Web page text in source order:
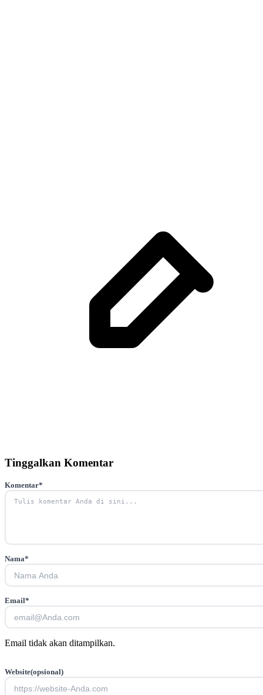
Tinggalkan Komentar
Komentar*
Nama*
Email*
Email tidak akan ditampilkan.
Website(opsional)